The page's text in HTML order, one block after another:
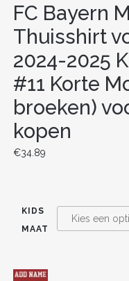
FC Bayern
Thuisshirt
2024-2025
#11 Korte
broeken)
kopen
€34.89
KIDS
MAAT